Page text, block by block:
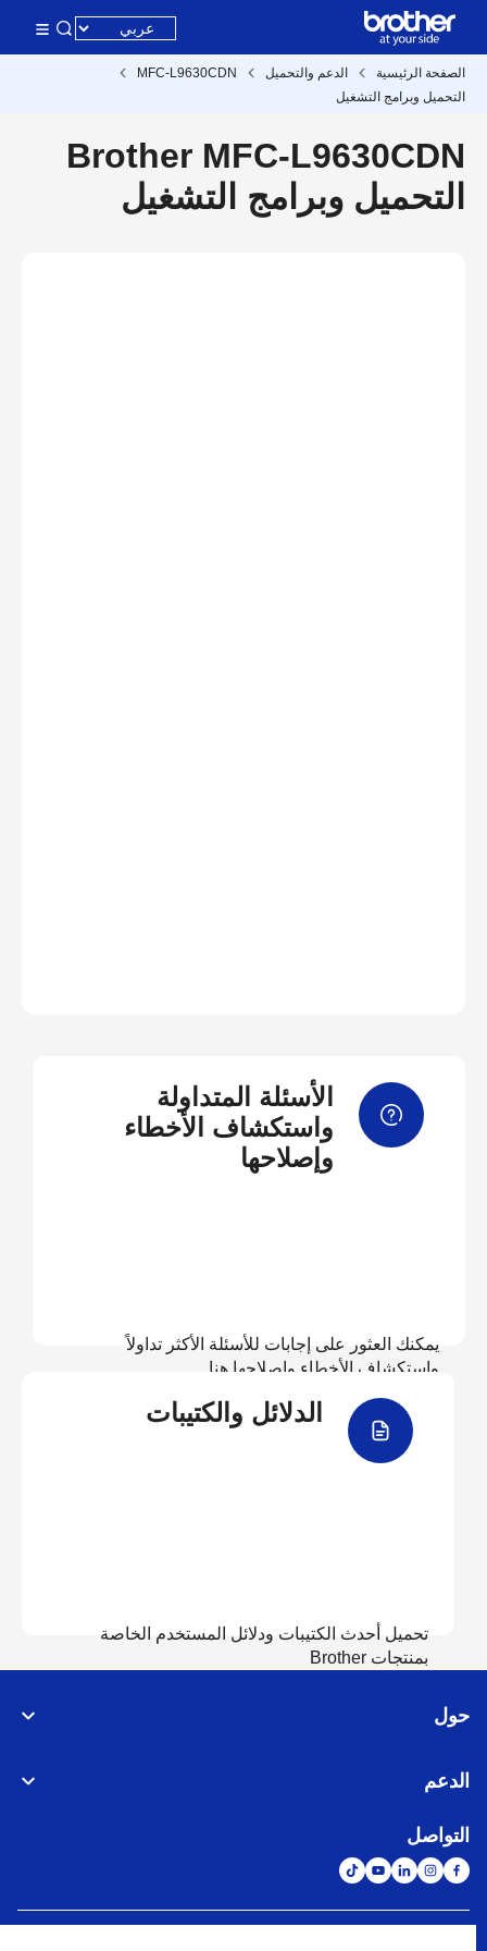
الصفحة الرئيسية الدعم والتحميل
MFC-L9630CDN
التحميل وبرامج التشغيل
Brother MFC-L9630CDN
التحميل وبرامج التشغيل
الأسئلة المتداولة
واستكشاف الأخطاء
وإصلاحها
يمكنك العثور على إجابات للأسئلة الأكثر تداولاً
واستكشاف الأخطاء وإصلاحها هنا
عرض الأسئلة المتداولة
الدلائل والكتيبات
تحميل أحدث الكتيبات ودلائل المستخدم الخاصة
بمنتجات Brother
حول
الدعم
التواصل